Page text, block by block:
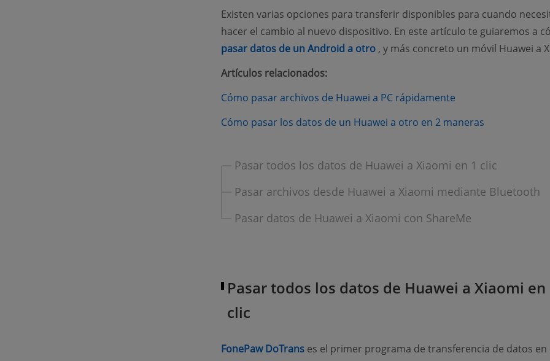
Existen varias opciones para transferir disponibles para cuando
hacer el cambio al nuevo dispositivo. En este artículo te guiaremos a
pasar datos de un Android a otro (opens new window)
, y más concreto un móvil Huawei a
Artículos relacionados:
Cómo pasar archivos de Huawei a PC rápidamente(opens new window)
Cómo pasar los datos de un Huawei a otro en 2 maneras(opens new
Pasar todos los datos de Huawei a Xiaomi en 1 clic
Pasar archivos desde Huawei a Xiaomi mediante Bluetooth
Pasar datos de Huawei a Xiaomi con ShareMe
Pasar todos los datos de Huawei a Xiaomi en
clic
FonePaw DoTrans (opens new window)
es el primer programa de transferencia de datos en